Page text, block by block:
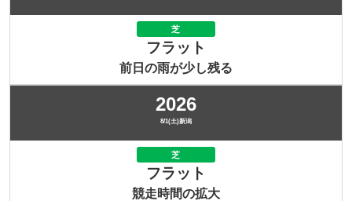
芝
フラット
前日の雨が少し残る
2026
8/1(土)新潟
芝
フラット
競走時間の拡大